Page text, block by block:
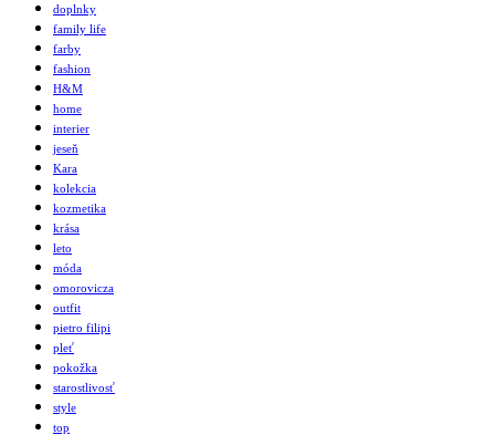
doplnky
family life
farby
fashion
H&M
home
interier
jeseň
Kara
kolekcia
kozmetika
krása
leto
móda
omorovicza
outfit
pietro filipi
pleť
pokožka
starostlivosť
style
top